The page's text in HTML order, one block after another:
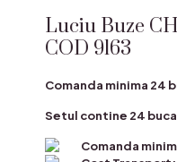
Luciu Buze
COD 9163
Comanda minima 24
Setul contine 24
Comanda